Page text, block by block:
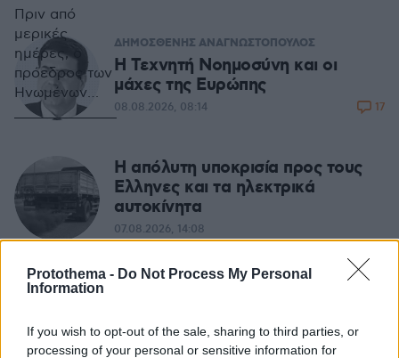
Protothema - Do Not Process My Personal
Information
If you wish to opt-out of the sale, sharing to third parties, or
processing of your personal or sensitive information for
ΔΗΜΟΣΘΕΝΗΣ ΑΝΑΓΝΩΣΤΟΠΟΥΛΟΣ
H Τεχνητή Νοημοσύνη και οι
μάχες της Ευρώπης
08.08.2026, 08:14 17
Η απόλυτη υποκρισία προς τους
Ελληνες και τα ηλεκτρικά
αυτοκίνητα
07.08.2026, 14:08
φωτιές... δεν τον υπολογίζουν
07.08.2026, 06:34
Πριν από
μερικές
ημέρες, ο
πρόεδρος των
Ηνωμένων
Πολιτειών,
ανακοίνωσε
ότι οι ΗΠΑ θα
αποσυρθούν
από τη
(Indermediate
- Range
Forces) του
1987. Ωστόσο,